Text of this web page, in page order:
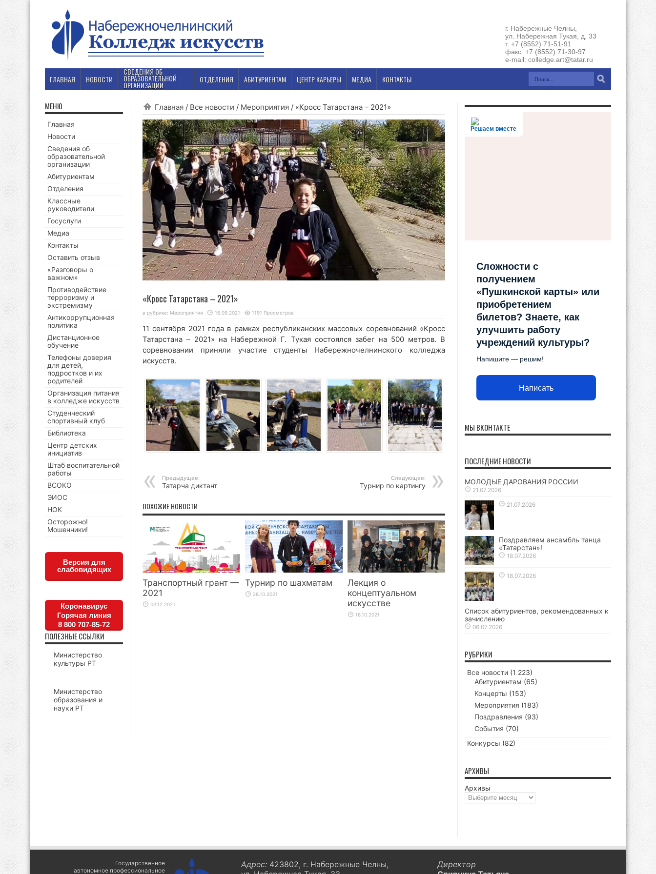
г. Набережные Челны,
ул. Набережная Тукая, д. 33
т. +7 (8552) 71-51-91
факс. +7 (8552) 71-30-97
e-mail: colledge.art@tatar.ru
ГЛАВНАЯ НОВОСТИ
СВЕДЕНИЯ ОБ
ОБРАЗОВАТЕЛЬНОЙ
ОРГАНИЗАЦИИ
ОТДЕЛЕНИЯ АБИТУРИЕНТАМ ЦЕНТР КАРЬЕРЫ МЕДИА КОНТАКТЫ
Главная / Все новости / Мероприятия / «Кросс Татарстана – 2021»
«Кросс Татарстана – 2021»
в рубрике: Мероприятия 16.09.2021 1191 Просмотров
11 сентября 2021 года в рамках республиканских массовых соревнований «Кросс
Татарстана – 2021» на Набережной Г. Тукая состоялся забег на 500 метров. В
соревновании приняли участие студенты Набережночелнинского колледжа
искусств.
Предыдущее:
Татарча диктант
Следующее:
Турнир по картингу
ПОХОЖИЕ НОВОСТИ
Транспортный грант —
2021
03.12.2021
Турнир по шахматам
28.10.2021
Лекция о
концептуальном
искусстве
18.10.2021
МЕНЮ
Главная
Новости
Сведения об
образовательной
организации
Абитуриентам
Отделения
Классные
руководители
Госуслуги
Медиа
Контакты
Оставить отзыв
«Разговоры о
важном»
Противодействие
терроризму и
экстремизму
Антикоррупционная
политика
Дистанционное
обучение
Телефоны доверия
для детей,
подростков и их
родителей
Организация питания
в колледже искусств
Студенческий
спортивный клуб
Библиотека
Центр детских
инициатив
Штаб воспитательной
работы
ВСОКО
ЭИОС
НОК
Осторожно!
Мошенники!
Версия для
слабовидящих
Коронавирус
Горячая линия
8 800 707-85-72
ПОЛЕЗНЫЕ ССЫЛКИ
Министерство
культуры РТ
Министерство
образования и
науки РТ
Решаем вместе
Сложности с
получением
«Пушкинской карты» или
приобретением
билетов? Знаете, как
улучшить работу
учреждений культуры?
Напишите — решим!
Написать
МЫ ВКОНТАКТЕ
ПОСЛЕДНИЕ НОВОСТИ
МОЛОДЫЕ ДАРОВАНИЯ РОССИИ
21.07.2026
21.07.2026
Поздравляем ансамбль танца
«Татарстан»!
18.07.2026
18.07.2026
Список абитуриентов, рекомендованных к
зачислению
06.07.2026
РУБРИКИ
Все новости (1 223)
Абитуриентам (65)
Концерты (153)
Мероприятия (183)
Поздравления (93)
События (70)
Конкурсы (82)
АРХИВЫ
Архивы
Государственное
автономное профессиональное
Адрес: 423802, г. Набережные Челны,
Директор